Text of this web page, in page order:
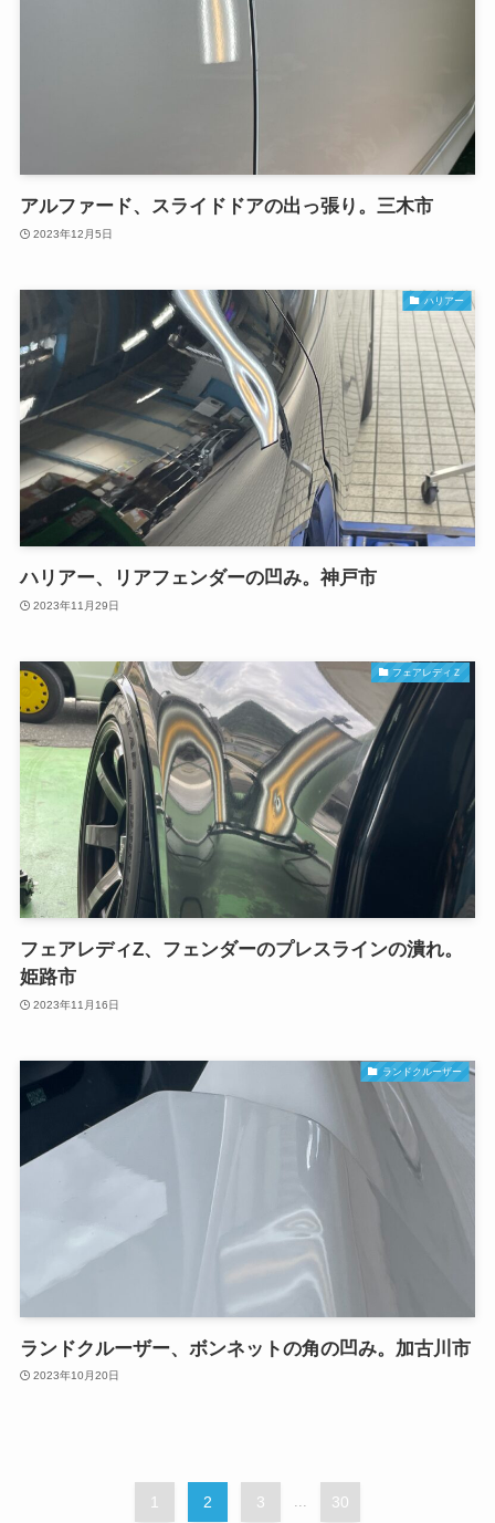
アルファード、スライドドアの出っ張り。三木市
2023年12月5日
ハリアー
ハリアー、リアフェンダーの凹み。神戸市
2023年11月29日
フェアレディＺ
フェアレディZ、フェンダーのプレスラインの潰れ。
姫路市
2023年11月16日
ランドクルーザー
ランドクルーザー、ボンネットの角の凹み。加古川市
2023年10月20日
1 2 3 30